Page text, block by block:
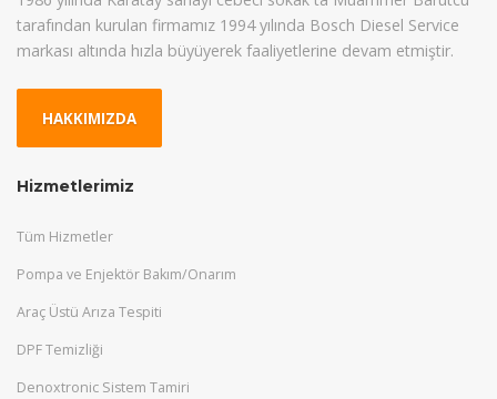
tarafından kurulan firmamız 1994 yılında Bosch Diesel Service
markası altında hızla büyüyerek faaliyetlerine devam etmiştir.
HAKKIMIZDA
Hizmetlerimiz
Tüm Hizmetler
Pompa ve Enjektör Bakım/Onarım
Araç Üstü Arıza Tespiti
DPF Temizliği
Denoxtronic Sistem Tamiri